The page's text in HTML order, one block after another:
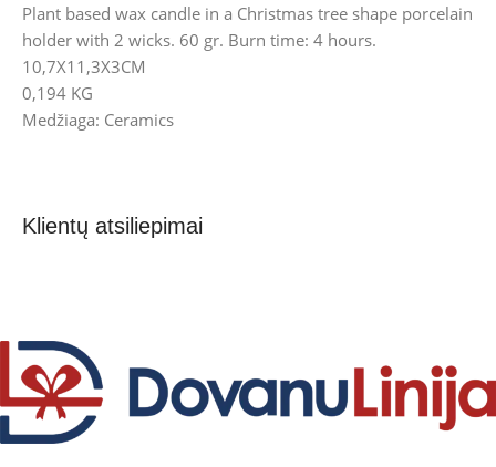
Plant based wax candle in a Christmas tree shape porcelain
holder with 2 wicks. 60 gr. Burn time: 4 hours.
10,7X11,3X3CM
0,194 KG
Medžiaga: Ceramics
Klientų atsiliepimai